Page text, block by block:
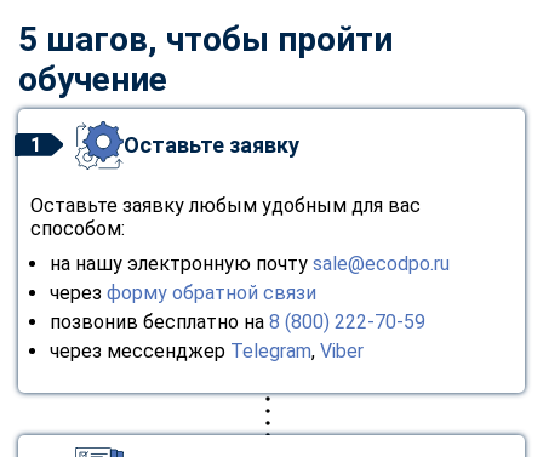
5 шагов, чтобы пройти
обучение
1 Оставьте заявку
Оставьте заявку любым удобным для вас
способом:
на нашу электронную почту sale@ecodpo.ru
через форму обратной связи
позвонив бесплатно на 8 (800) 222-70-59
через мессенджер Telegram, Viber